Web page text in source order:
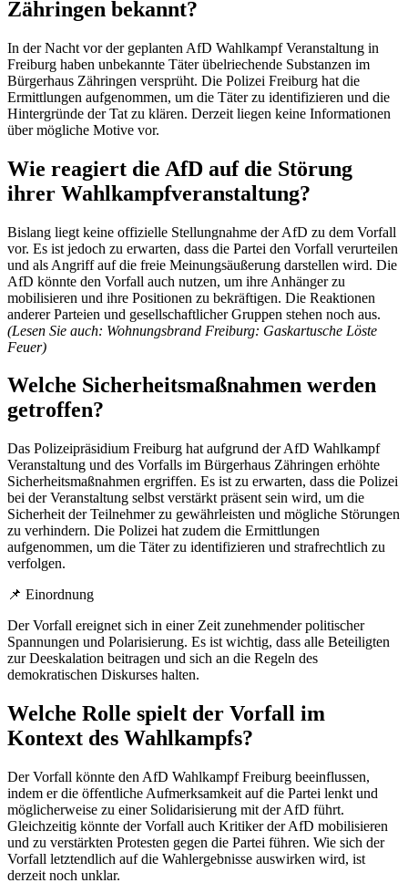
Zähringen bekannt?
In der Nacht vor der geplanten AfD Wahlkampf Veranstaltung in
Freiburg haben unbekannte Täter übelriechende Substanzen im
Bürgerhaus Zähringen versprüht. Die Polizei Freiburg hat die
Ermittlungen aufgenommen, um die Täter zu identifizieren und die
Hintergründe der Tat zu klären. Derzeit liegen keine Informationen
über mögliche Motive vor.
Wie reagiert die AfD auf die Störung
ihrer Wahlkampfveranstaltung?
Bislang liegt keine offizielle Stellungnahme der AfD zu dem Vorfall
vor. Es ist jedoch zu erwarten, dass die Partei den Vorfall verurteilen
und als Angriff auf die freie Meinungsäußerung darstellen wird. Die
AfD könnte den Vorfall auch nutzen, um ihre Anhänger zu
mobilisieren und ihre Positionen zu bekräftigen. Die Reaktionen
anderer Parteien und gesellschaftlicher Gruppen stehen noch aus.
(Lesen Sie auch: Wohnungsbrand Freiburg: Gaskartusche Löste
Feuer)
Welche Sicherheitsmaßnahmen werden
getroffen?
Das Polizeipräsidium Freiburg hat aufgrund der AfD Wahlkampf
Veranstaltung und des Vorfalls im Bürgerhaus Zähringen erhöhte
Sicherheitsmaßnahmen ergriffen. Es ist zu erwarten, dass die Polizei
bei der Veranstaltung selbst verstärkt präsent sein wird, um die
Sicherheit der Teilnehmer zu gewährleisten und mögliche Störungen
zu verhindern. Die Polizei hat zudem die Ermittlungen
aufgenommen, um die Täter zu identifizieren und strafrechtlich zu
verfolgen.
📌 Einordnung
Der Vorfall ereignet sich in einer Zeit zunehmender politischer
Spannungen und Polarisierung. Es ist wichtig, dass alle Beteiligten
zur Deeskalation beitragen und sich an die Regeln des
demokratischen Diskurses halten.
Welche Rolle spielt der Vorfall im
Kontext des Wahlkampfs?
Der Vorfall könnte den AfD Wahlkampf Freiburg beeinflussen,
indem er die öffentliche Aufmerksamkeit auf die Partei lenkt und
möglicherweise zu einer Solidarisierung mit der AfD führt.
Gleichzeitig könnte der Vorfall auch Kritiker der AfD mobilisieren
und zu verstärkten Protesten gegen die Partei führen. Wie sich der
Vorfall letztendlich auf die Wahlergebnisse auswirken wird, ist
derzeit noch unklar.